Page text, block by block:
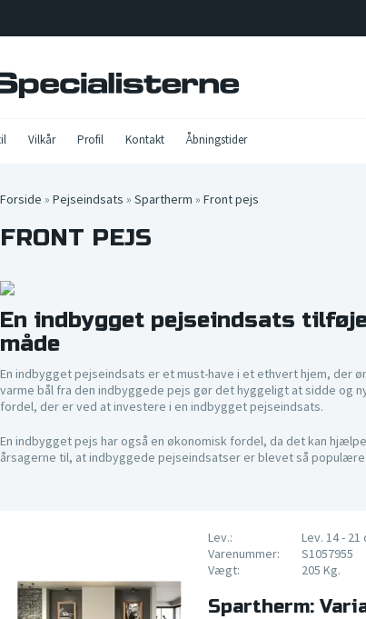
Vilkår Profil Kontakt Åbningstider
Forside » Pejseindsats » Spartherm » Front pejs
FRONT PEJS
En indbygget pejseindsats
måde
En indbygget pejseindsats er et must-have i et ethvert hjem, der
varme bål fra den indbyggede pejs gør det hyggeligt at sidde og
fordel, der er ved at investere i en indbygget pejseindsats.
En indbygget pejs har også en økonomisk fordel, da det kan
årsagerne til, at indbyggede pejseindsatser er blevet så
Lev.:
Lev. 14 - 21
Varenummer:
S1057955
Vægt:
205 Kg.
Spartherm: